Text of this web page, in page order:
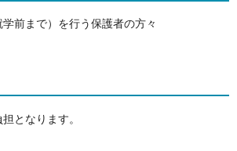
前まで）を行う保護者の方々
となります。